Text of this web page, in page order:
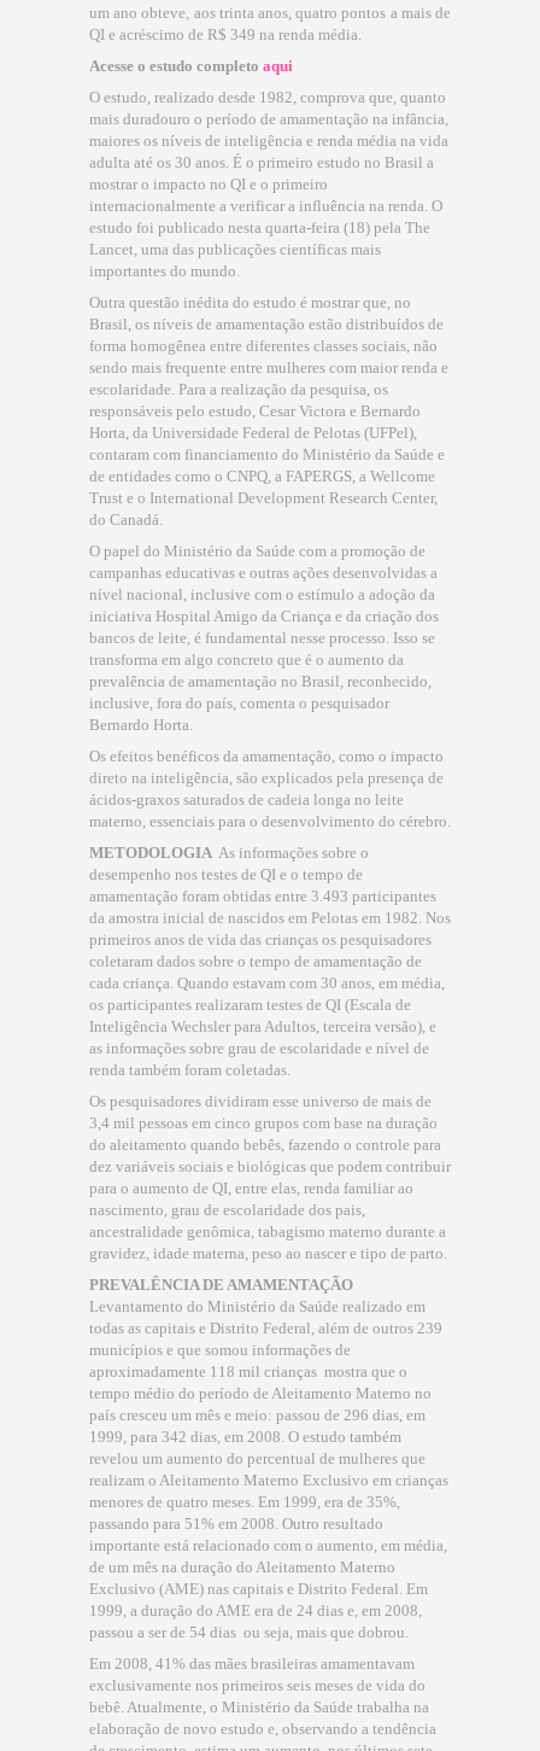
um ano obteve, aos trinta anos, quatro pontos a mais de
QI e acréscimo de R$ 349 na renda média.
Acesse o estudo completo aqui
O estudo, realizado desde 1982, comprova que, quanto
mais duradouro o período de amamentação na infância,
maiores os níveis de inteligência e renda média na vida
adulta até os 30 anos. É o primeiro estudo no Brasil a
mostrar o impacto no QI e o primeiro
internacionalmente a verificar a influência na renda. O
estudo foi publicado nesta quarta-feira (18) pela The
Lancet, uma das publicações científicas mais
importantes do mundo.
Outra questão inédita do estudo é mostrar que, no
Brasil, os níveis de amamentação estão distribuídos de
forma homogênea entre diferentes classes sociais, não
sendo mais frequente entre mulheres com maior renda e
escolaridade. Para a realização da pesquisa, os
responsáveis pelo estudo, Cesar Victora e Bernardo
Horta, da Universidade Federal de Pelotas (UFPel),
contaram com financiamento do Ministério da Saúde e
de entidades como o CNPQ, a FAPERGS, a Wellcome
Trust e o International Development Research Center,
do Canadá.
O papel do Ministério da Saúde com a promoção de
campanhas educativas e outras ações desenvolvidas a
nível nacional, inclusive com o estímulo a adoção da
iniciativa Hospital Amigo da Criança e da criação dos
bancos de leite, é fundamental nesse processo. Isso se
transforma em algo concreto que é o aumento da
prevalência de amamentação no Brasil, reconhecido,
inclusive, fora do país, comenta o pesquisador
Bernardo Horta.
Os efeitos benéficos da amamentação, como o impacto
direto na inteligência, são explicados pela presença de
ácidos-graxos saturados de cadeia longa no leite
materno, essenciais para o desenvolvimento do cérebro.
METODOLOGIA  As informações sobre o
desempenho nos testes de QI e o tempo de
amamentação foram obtidas entre 3.493 participantes
da amostra inicial de nascidos em Pelotas em 1982. Nos
primeiros anos de vida das crianças os pesquisadores
coletaram dados sobre o tempo de amamentação de
cada criança. Quando estavam com 30 anos, em média,
os participantes realizaram testes de QI (Escala de
Inteligência Wechsler para Adultos, terceira versão), e
as informações sobre grau de escolaridade e nível de
renda também foram coletadas.
Os pesquisadores dividiram esse universo de mais de
3,4 mil pessoas em cinco grupos com base na duração
do aleitamento quando bebês, fazendo o controle para
dez variáveis sociais e biológicas que podem contribuir
para o aumento de QI, entre elas, renda familiar ao
nascimento, grau de escolaridade dos pais,
ancestralidade genômica, tabagismo materno durante a
gravidez, idade materna, peso ao nascer e tipo de parto.
PREVALÊNCIA DE AMAMENTAÇÃO
Levantamento do Ministério da Saúde realizado em
todas as capitais e Distrito Federal, além de outros 239
municípios e que somou informações de
aproximadamente 118 mil crianças  mostra que o
tempo médio do período de Aleitamento Materno no
país cresceu um mês e meio: passou de 296 dias, em
1999, para 342 dias, em 2008. O estudo também
revelou um aumento do percentual de mulheres que
realizam o Aleitamento Materno Exclusivo em crianças
menores de quatro meses. Em 1999, era de 35%,
passando para 51% em 2008. Outro resultado
importante está relacionado com o aumento, em média,
de um mês na duração do Aleitamento Materno
Exclusivo (AME) nas capitais e Distrito Federal. Em
1999, a duração do AME era de 24 dias e, em 2008,
passou a ser de 54 dias  ou seja, mais que dobrou.
Em 2008, 41% das mães brasileiras amamentavam
exclusivamente nos primeiros seis meses de vida do
bebê. Atualmente, o Ministério da Saúde trabalha na
elaboração de novo estudo e, observando a tendência